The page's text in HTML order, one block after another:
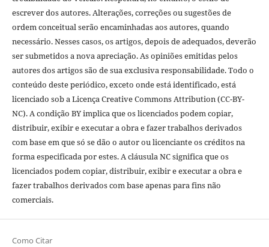
escrever dos autores. Alterações, correções ou sugestões de
ordem conceitual serão encaminhadas aos autores, quando
necessário. Nesses casos, os artigos, depois de adequados, deverão
ser submetidos a nova apreciação. As opiniões emitidas pelos
autores dos artigos são de sua exclusiva responsabilidade. Todo o
conteúdo deste periódico, exceto onde está identificado, está
licenciado sob a Licença Creative Commons Attribution (CC-BY-
NC). A condição BY implica que os licenciados podem copiar,
distribuir, exibir e executar a obra e fazer trabalhos derivados
com base em que só se dão o autor ou licenciante os créditos na
forma especificada por estes. A cláusula NC significa que os
licenciados podem copiar, distribuir, exibir e executar a obra e
fazer trabalhos derivados com base apenas para fins não
comerciais.
Como Citar